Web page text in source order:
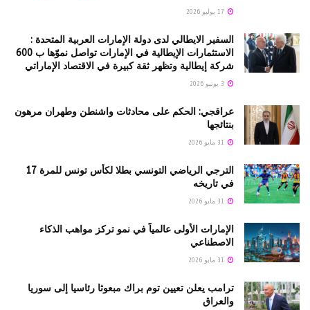
السفير الايطالي لدى دولة الإمارات العربية المتحدة :
الاستثمارات الإيطالية في الإمارات تواصل نموّها ب 600
شركة إيطالية وتظهر ثقة كبيرة في الاقتصاد الإماراتي
عراقجي: الحكم على محادثات واشنطن وطهران مرهون
بنتائجها
الترجي الرياضي التونسي بطلا لكأس تونس للمرة 17
في تاريخه
الإمارات الأولى عالمياً في نمو تركز مواهب الذكاء
الاصطناعي
ترامب يعلن تعيين توم براك مبعوثا رئاسيا إلى سوريا
والعراق